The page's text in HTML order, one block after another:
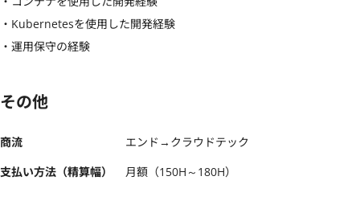
・Kubernetesを使用した開発経験
・運用保守の経験
その他
商流
エンド→クラウドテック
支払い方法（精算幅）
月額（150H～180H）